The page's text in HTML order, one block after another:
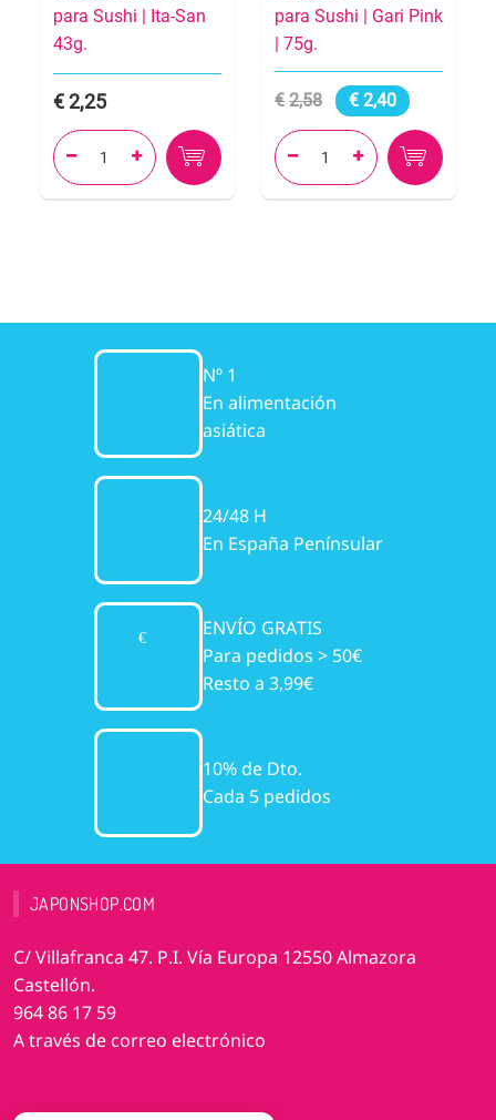
para Sushi | Ita-San
43g.
2,25
 
para Sushi | Gari Pink
| 75g.
2,58 2,40
 
Nº 1
En alimentación
asiática
24/48 H
En España Penínsular
ENVÍO GRATIS
Para pedidos > 50€
Resto a 3,99€
10% de Dto.
Cada 5 pedidos
JAPONSHOP.COM
C/ Villafranca 47. P.I. Vía Europa 12550 Almazora
Castellón.
964 86 17 59
A través de correo electrónico